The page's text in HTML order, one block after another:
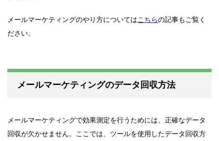
メールマーケティングのやり方についてはこちらの記事もご覧く
ださい。
メールマーケティングのデータ回収方法
メールマーケティングで効果測定を行うためには、正確なデータ
回収が欠かせません。ここでは、ツールを使用したデータ回収方